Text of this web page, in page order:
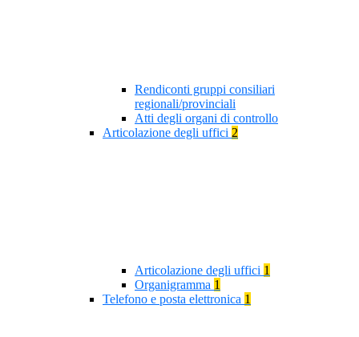
Rendiconti gruppi consiliari
regionali/provinciali
Atti degli organi di controllo
Articolazione degli uffici 2
Articolazione degli uffici 1
Organigramma 1
Telefono e posta elettronica 1